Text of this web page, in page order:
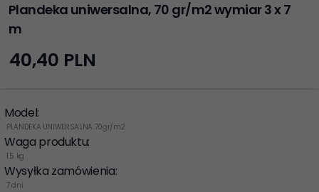
Plandeka uniwersalna, 70 gr/m2 wymiar 3 x 7
m
40,40 PLN
Model:
PLANDEKA UNIWERSALNA 70gr/m2
Waga produktu:
1.5 kg
Wysyłka zamówienia:
7 dni